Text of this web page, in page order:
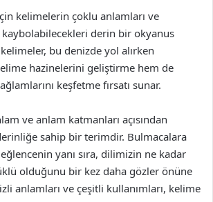
kelimelerin çoklu anlamları ve
kaybolabilecekleri derin bir okyanus
bu denizde yol alırken
hazinelerini geliştirme hem de
keşfetme fırsatı sunar.
ve anlam katmanları açısından
sahip bir terimdir. Bulmacalara
yanı sıra, dilimizin ne kadar
olduğunu bir kez daha gözler önüne
anlamları ve çeşitli kullanımları, kelime